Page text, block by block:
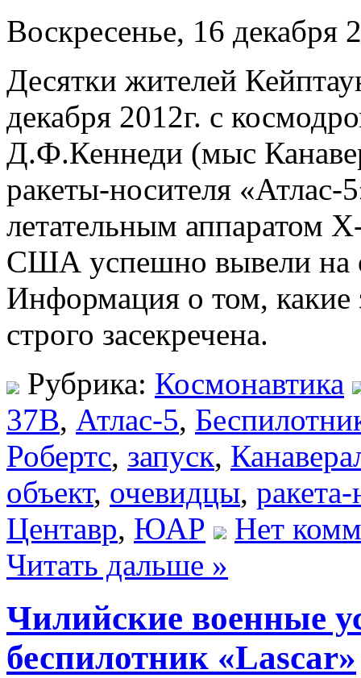
Воскресенье, 16 декабря
Десятки жителей
декабря 2012г. с
Д.Ф.Кеннеди (мыс
ракеты-носителя
летательным аппаратом
США успешно вывели на
Информация о том, какие
строго засекречена.
Рубрика: Космонавтика
37B, Атлас-5,
Робертс, запуск,
объект, очевидцы,
Центавр, ЮАР
Нет
Читать дальше »
Чилийские военные
беспилотник «Lascar»